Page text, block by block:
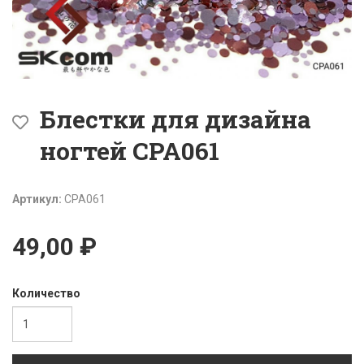
Блестки для дизайна
ногтей CPA061
Артикул: CPA061
49,00 ₽
Количество